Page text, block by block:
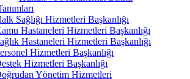
Sağlığı Hizmetleri Başkanlığı
Hastaneleri Hizmetleri Başkanlığı
Hastaneleri Hizmetleri Başkanlığı
Hizmetleri Başkanlığı
Hizmetleri Başkanlığı
Yönetim Hizmetleri